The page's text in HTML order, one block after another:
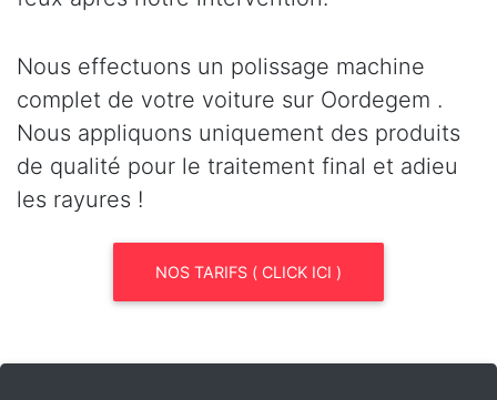
Nous effectuons un polissage machine
complet de votre voiture sur Oordegem .
Nous appliquons uniquement des produits
de qualité pour le traitement final et adieu
les rayures !
NOS TARIFS ( CLICK ICI )